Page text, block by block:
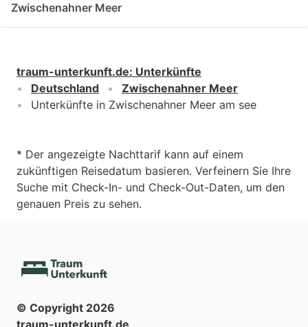
Zwischenahner Meer
traum-unterkunft.de: Unterkünfte
Deutschland
Zwischenahner Meer
Unterkünfte in Zwischenahner Meer am see
* Der angezeigte Nachttarif kann auf einem
zukünftigen Reisedatum basieren. Verfeinern Sie Ihre
Suche mit Check-In- und Check-Out-Daten, um den
genauen Preis zu sehen.
© Copyright 2026